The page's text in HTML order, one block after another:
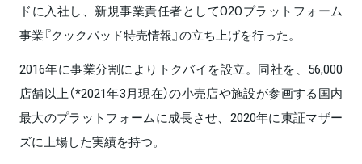
ドに入社し、新規事業責任者としてO2Oプラットフォーム
事業『クックパッド特売情報』の立ち上げを行った。
2016年に事業分割によりトクバイを設立。同社を、56,000
店舗以上（*2021年3月現在）の小売店や施設が参画する国内
最大のプラットフォームに成長させ、2020年に東証マザー
ズに上場した実績を持つ。